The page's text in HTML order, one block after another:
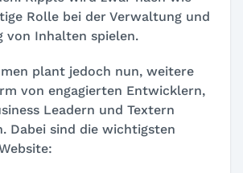
Rolle bei der Verwaltung und
von Inhalten spielen.
plant jedoch nun, weitere
von engagierten Entwicklern,
Leadern und Textern
Dabei sind die wichtigsten